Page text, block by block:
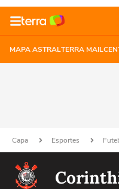
MAPA ASTRALTERRA MAIL
Capa Esportes